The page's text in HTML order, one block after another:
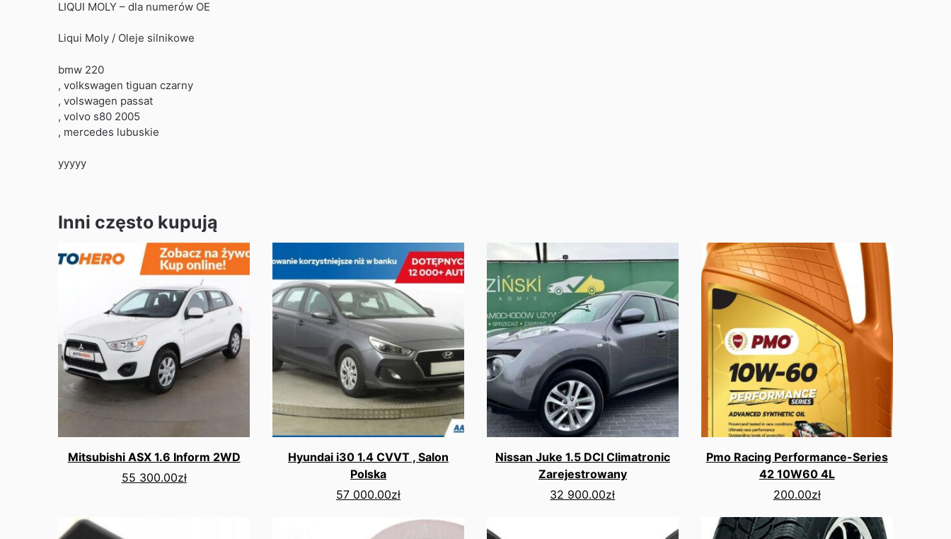
LIQUI MOLY – dla numerów OE
Liqui Moly / Oleje silnikowe
bmw 220
, volkswagen tiguan czarny
, volswagen passat
, volvo s80 2005
, mercedes lubuskie
yyyyy
Inni często kupują
Mitsubishi ASX 1.6 Inform 2WD
55 300.00zł
Hyundai i30 1.4 CVVT , Salon
Polska
57 000.00zł
Nissan Juke 1.5 DCI Climatronic
Zarejestrowany
32 900.00zł
Pmo Racing Performance-Series
42 10W60 4L
200.00zł